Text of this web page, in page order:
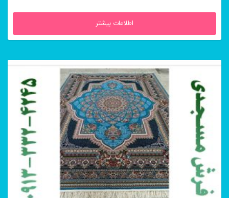
اطلاعات بیشتر